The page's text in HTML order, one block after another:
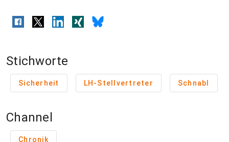
Stichworte
Sicherheit LH-Stellvertreter Schnabl
Channel
Chronik